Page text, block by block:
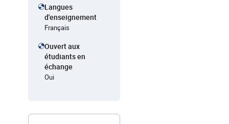
Langues
d'enseignement
Français
Ouvert aux
étudiants en
échange
Oui